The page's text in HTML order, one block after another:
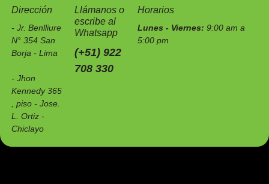
Dirección
- Jr. Benlliure
N° 354 San
Borja - Lima
- Jhon
Kennedy 365
, piso - Jose.
L. Ortiz -
Chiclayo
Llámanos o
escribe al
Whatsapp
(+51) 922
708 330
Horarios
Lunes - Viernes: 9:00 am a
5:00 pm